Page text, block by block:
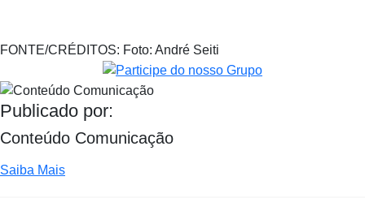
FONTE/CRÉDITOS: Foto: André Seiti
Publicado por:
Conteúdo Comunicação
Saiba Mais